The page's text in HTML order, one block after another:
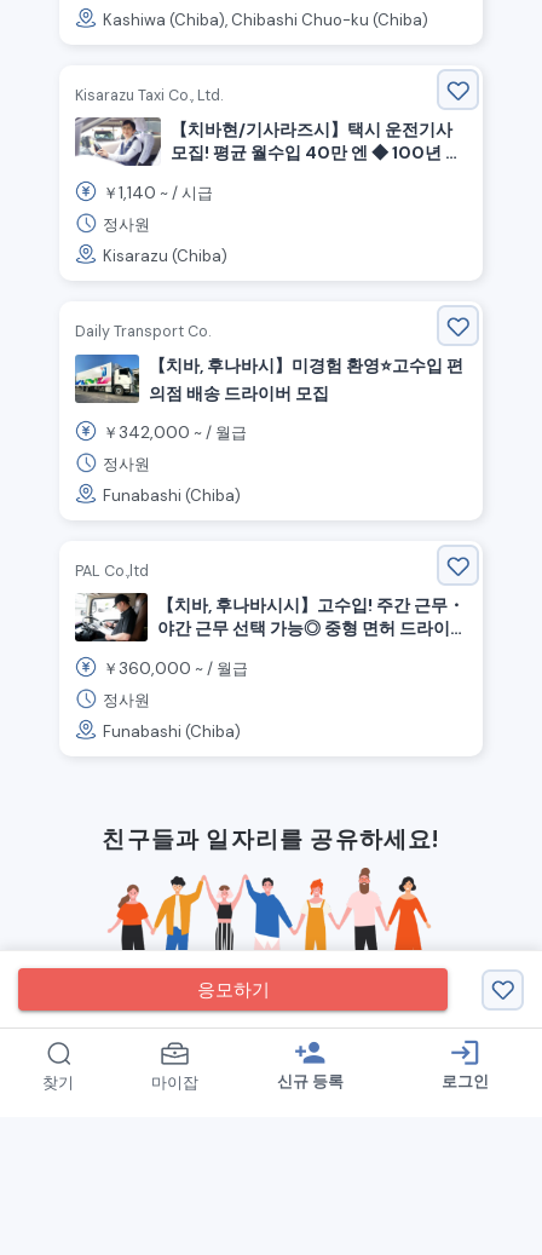
응모하기
Kashiwa (Chiba), Chibashi Chuo-ku (Chiba)
Kisarazu Taxi Co., Ltd.
【치바현/기사라즈시】택시 운전기사
모집! 평균 월수입 40만 엔 ◆ 100년 이
￥1,140 ~ /시급
정사원
Kisarazu (Chiba)
Daily Transport Co.
【치바, 후나바시】미경험 환영⭐️고수입 편
의점 배송 드라이버 모집
￥ 342,000 ~ / 월급
정사원
Funabashi (Chiba)
PAL Co.,ltd
【치바, 후나바시시】고수입! 주간 근무・
야간 근무 선택 가능◎ 중형 면허 드라이
￥ 360,000 ~ / 월급
정사원
Funabashi (Chiba)
친구들과 일자리를 공유하세요!
찾기 마이잡
person_add
신규 등록
login
로그인